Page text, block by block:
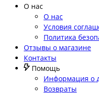
О нас
О нас
Условия
Политика
Отзывы о магазине
Контакты
Помощь
Информация о
Возвраты